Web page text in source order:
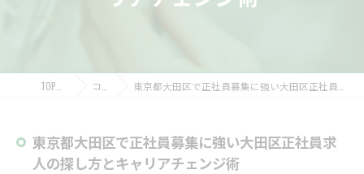
コラム 東京都大田区で正社員募集に強い大田区正社員求人の探し方とキャリアチェンジ術
東京都大田区で正社員募集に強い大田区正社員求
人の探し方とキャリアチェンジ術